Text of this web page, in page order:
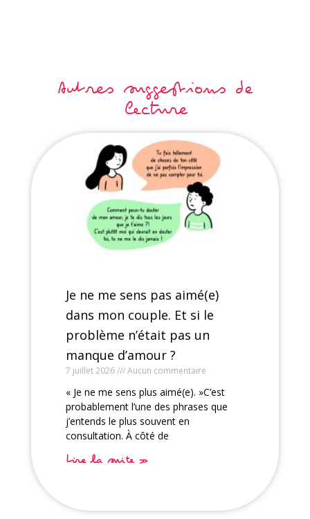
Autres suggestions de
lecture
Je ne me sens pas aimé(e)
dans mon couple. Et si le
problème n’était pas un
manque d’amour ?
7 juillet 2026 Aucun commentaire
« Je ne me sens plus aimé(e). »C’est
probablement l’une des phrases que
j’entends le plus souvent en
consultation. À côté de
Lire la suite »